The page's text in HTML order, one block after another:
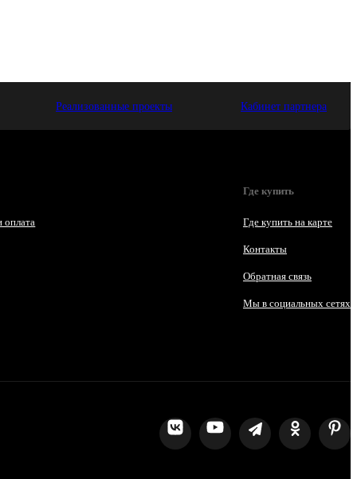
Реализованные проекты Кабинет партнера
оплата
Где купить
Где купить на карте
Контакты
Обратная связь
Мы в социальных сетях